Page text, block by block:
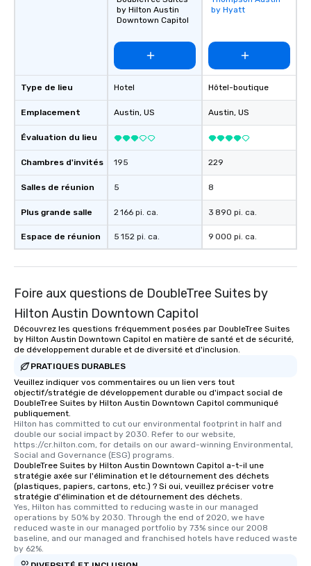
opportunities to support them as well.
We welcome the opportunity to serve
Type de lieu
Emplacement
Évaluation du lieu
Chambres d'invités
Salles de réunion
Plus grande salle
Espace de réunion
by Hilton Austin
Downtown Capitol
Hotel
Austin, US
195
5
2 166 pi. ca.
5 152 pi. ca.
favorites
by Hyatt
Hôtel-boutique
Austin, US
229
8
3 890 pi. ca.
9 000 pi. ca.
Foire aux questions de DoubleTree Suites by
Hilton Austin Downtown Capitol
Découvrez les questions fréquemment posées par DoubleTree Suites
by Hilton Austin Downtown Capitol en matière de santé et de sécurité,
de développement durable et de diversité et d'inclusion.
PRATIQUES DURABLES
Veuillez indiquer vos commentaires ou un lien vers tout
objectif/stratégie de développement durable ou d'impact social de
DoubleTree Suites by Hilton Austin Downtown Capitol communiqué
publiquement.
Hilton has committed to cut our environmental footprint in half and
double our social impact by 2030. Refer to our website,
https://cr.hilton.com, for details on our award-winning Environmental,
Social and Governance (ESG) programs.
DoubleTree Suites by Hilton Austin Downtown Capitol a-t-il une
stratégie axée sur l'élimination et le détournement des déchets
(plastiques, papiers, cartons, etc.) ? Si oui, veuillez préciser votre
stratégie d'élimination et de détournement des déchets.
Yes, Hilton has committed to reducing waste in our managed
operations by 50% by 2030. Through the end of 2020, we have
reduced waste in our managed portfolio by 73% since our 2008
baseline, and our managed and franchised hotels have reduced waste
by 62%.